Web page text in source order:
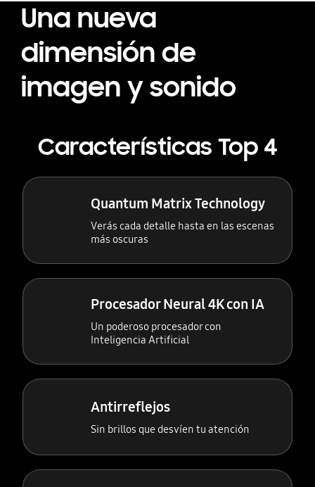
Una nueva
dimensión de
imagen y sonido
Características Top 4
Quantum Matrix Technology
Verás cada detalle hasta en las escenas
más oscuras
Procesador Neural 4K con IA
Un poderoso procesador con
Inteligencia Artificial
Antirreflejos
Sin brillos que desvíen tu atención